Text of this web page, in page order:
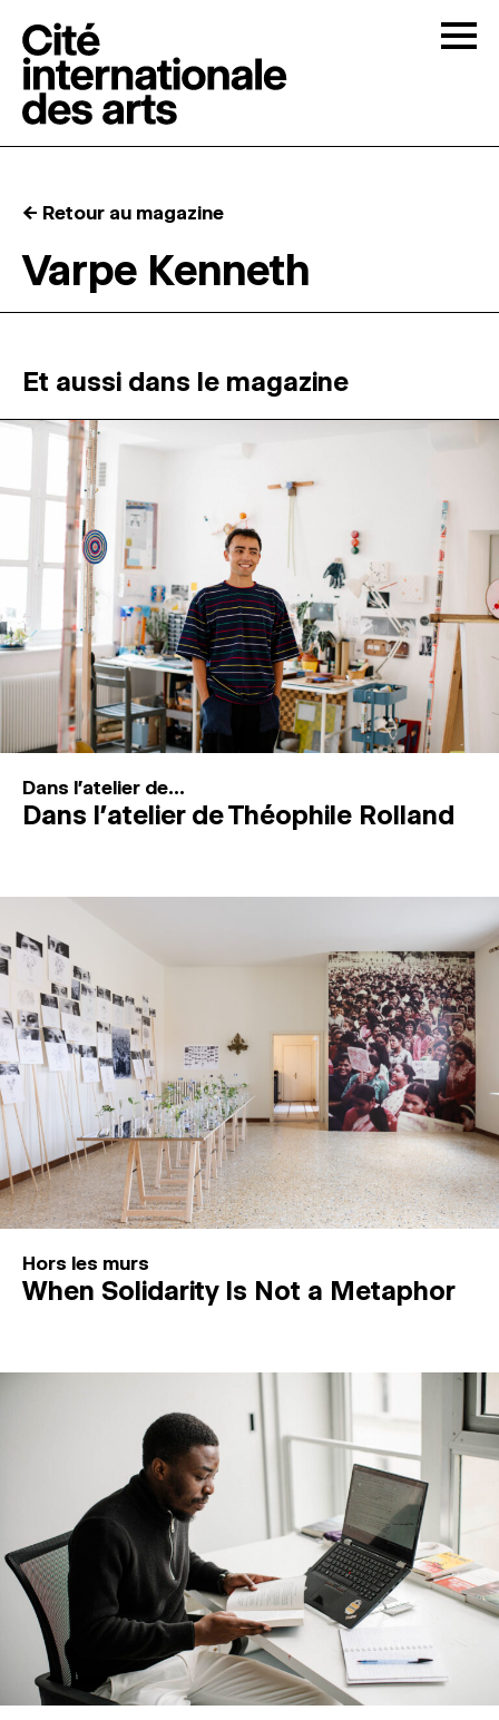
RÉSIDENCES ↓
ATELIERS OUVERTS
PROGRAMMATION
MAGAZINE
ESPACES DE PRATIQUE ARTISTIQUE ↓
Recherche
Connexion
← Retour au magazine
Varpe Kenneth
Et aussi dans le magazine
Dans l'atelier de...
Dans l’atelier de Théophile Rolland
Hors les murs
When Solidarity Is Not a Metaphor